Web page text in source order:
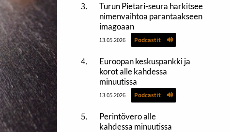
Turun Pietari-seura harkitsee
nimenvaihtoa parantaakseen
imagoaan
13.05.2026 Podcastit
Euroopan keskuspankki ja
korot alle kahdessa
minuutissa
13.05.2026 Podcastit
Perintövero alle
kahdessa minuutissa